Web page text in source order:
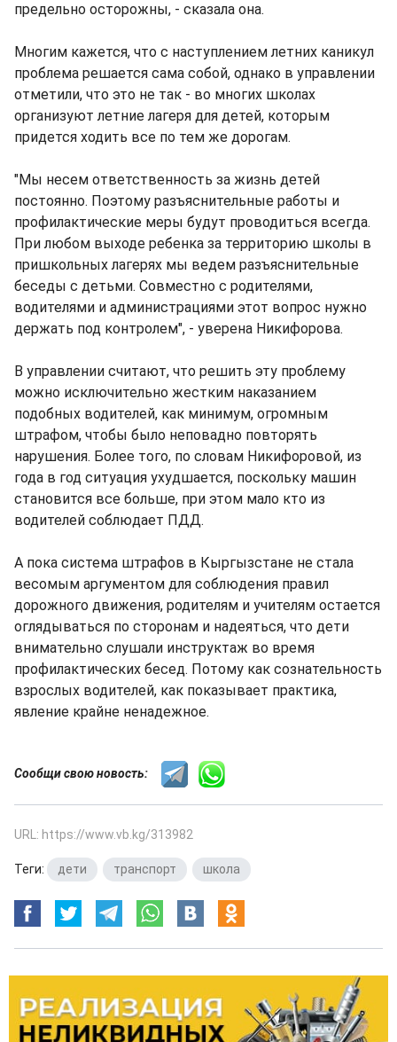
предельно осторожны, - сказала она.
Многим кажется, что с наступлением летних каникул
проблема решается сама собой, однако в управлении
отметили, что это не так - во многих школах
организуют летние лагеря для детей, которым
придется ходить все по тем же дорогам.
"Мы несем ответственность за жизнь детей
постоянно. Поэтому разъяснительные работы и
профилактические меры будут проводиться всегда.
При любом выходе ребенка за территорию школы в
пришкольных лагерях мы ведем разъяснительные
беседы с детьми. Совместно с родителями,
водителями и администрациями этот вопрос нужно
держать под контролем", - уверена Никифорова.
В управлении считают, что решить эту проблему
можно исключительно жестким наказанием
подобных водителей, как минимум, огромным
штрафом, чтобы было неповадно повторять
нарушения. Более того, по словам Никифоровой, из
года в год ситуация ухудшается, поскольку машин
становится все больше, при этом мало кто из
водителей соблюдает ПДД.
А пока система штрафов в Кыргызстане не стала
весомым аргументом для соблюдения правил
дорожного движения, родителям и учителям остается
оглядываться по сторонам и надеяться, что дети
внимательно слушали инструктаж во время
профилактических бесед. Потому как сознательность
взрослых водителей, как показывает практика,
явление крайне ненадежное.
Сообщи свою новость:
URL: https://www.vb.kg/313982
Теги: дети транспорт школа